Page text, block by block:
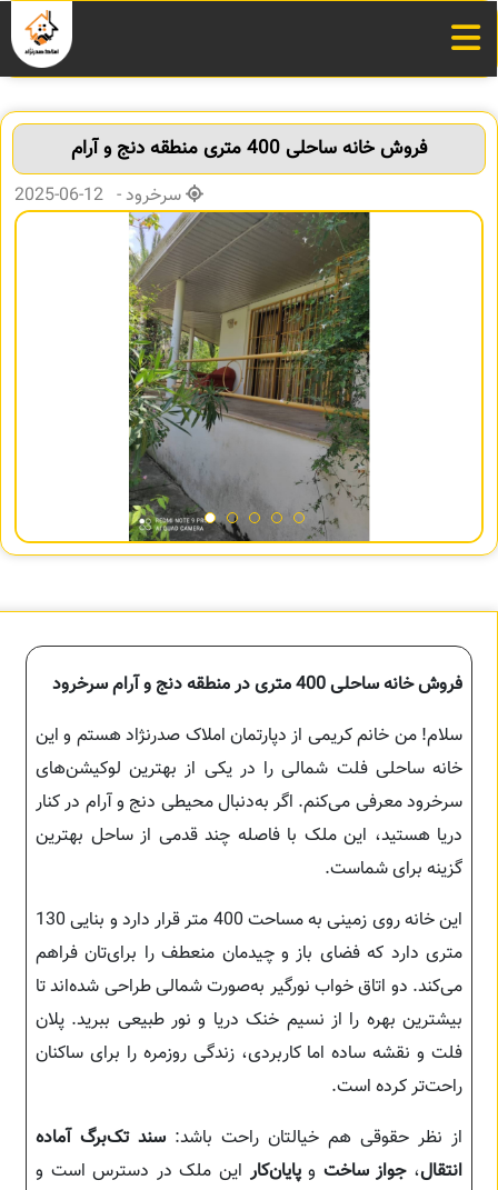
فروش خانه ساحلی 400 متری منطقه دنج و آرام
سرخرود - 12-06-2025
فروش خانه ساحلی 400 متری در منطقه دنج و آرام سرخرود
سلام! من خانم کریمی از دپارتمان املاک صدرنژاد هستم و این
خانه ساحلی فلت شمالی را در یکی از بهترین لوکیشن‌های
سرخرود معرفی می‌کنم. اگر به‌دنبال محیطی دنج و آرام در کنار
دریا هستید، این ملک با فاصله چند قدمی از ساحل بهترین
گزینه برای شماست.
این خانه روی زمینی به مساحت 400 متر قرار دارد و بنایی 130
متری دارد که فضای باز و چیدمان منعطف را برای‌تان فراهم
می‌کند. دو اتاق خواب نورگیر به‌صورت شمالی طراحی شده‌اند تا
بیشترین بهره را از نسیم خنک دریا و نور طبیعی ببرید. پلان
فلت و نقشه ساده اما کاربردی، زندگی روزمره را برای ساکنان
راحت‌تر کرده است.
از نظر حقوقی هم خیالتان راحت باشد: سند تک‌برگ آماده
انتقال،جواز ساخت وپایان‌کار این ملک در دسترس است و